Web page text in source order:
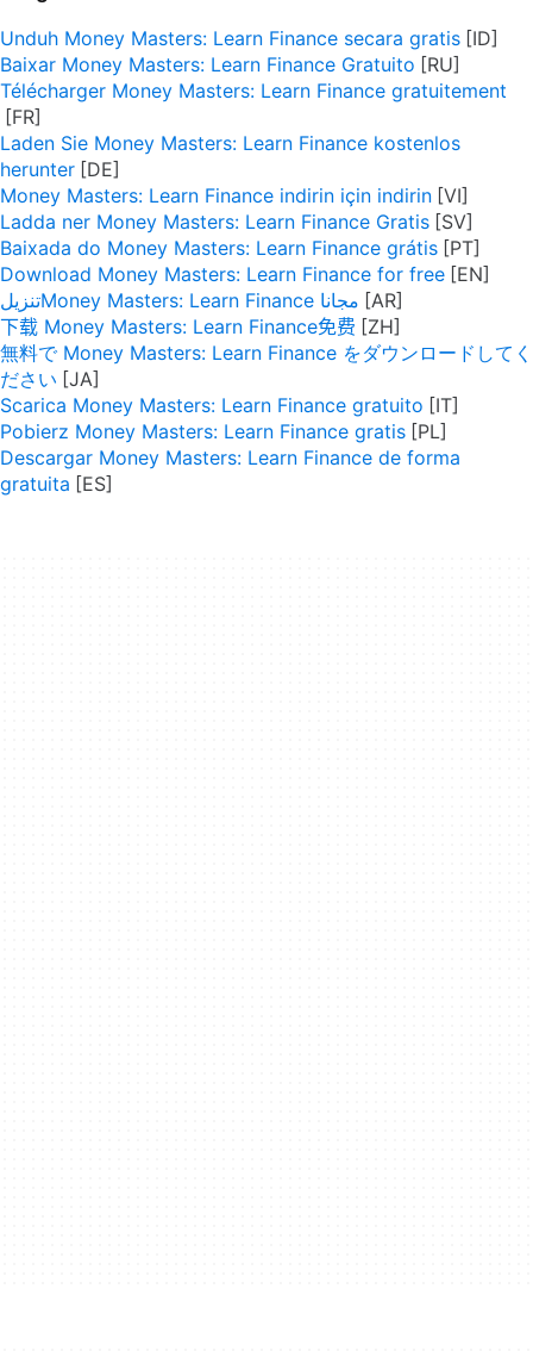
Unduh Money Masters: Learn Finance secara gratis
Baixar Money Masters: Learn Finance Gratuito
Télécharger Money Masters: Learn Finance gratuitement
Laden Sie Money Masters: Learn Finance kostenlos
herunter
Money Masters: Learn Finance indirin için indirin
Ladda ner Money Masters: Learn Finance Gratis
Baixada do Money Masters: Learn Finance grátis
Download Money Masters: Learn Finance for free
تنزيلMoney Masters: Learn Finance مجانا
下载 Money Masters: Learn Finance免费
無料で Money Masters: Learn Finance をダウンロードしてく
ださい
Scarica Money Masters: Learn Finance gratuito
Pobierz Money Masters: Learn Finance gratis
Descargar Money Masters: Learn Finance de forma
gratuita